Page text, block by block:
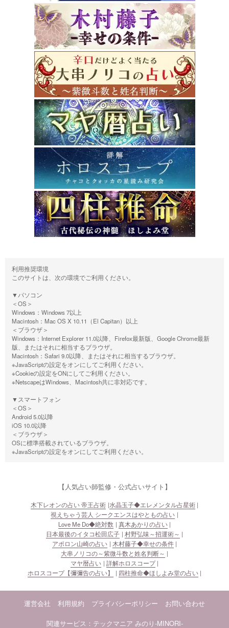
利用推奨環境
このサイトは、次の環境でご利用ください。
▼パソコン
＜OS＞
Windows：Windows 7以上
Macintosh：Mac OS X 10.11（El Capitan）以上
＜ブラウザ＞
Windows：Internet Explorer 11.0以降、Firefox最新版、Google Chrome最新
版、またはそれに相当するブラウザ。
Macintosh：Safari 9.0以降、またはそれに相当するブラウザ。
※JavaScriptの設定をオンにしてご利用ください。
※Cookieの設定をONにしてご利用ください。
※NetscapeはWindows、Macintosh共に非対応です。
▼スマートフォン
＜OS＞
Android 5.0以降
iOS 10.0以降
＜ブラウザ＞
OSに標準搭載されているブラウザ。
※JavaScriptの設定をオンにしてご利用ください。
【人気占い師監修・公式占いサイト】
木下レオンの占い 帝王占術 水晶玉子◆エレメンタル占星術
視えちゃう芸人 シークエンスはやともの占い
Love Me Do◆絶対数
真木あかりの占い
日本最後のイタコ松田広子
村野弘味～招運術～
アポロン山崎の占い
木村藤子◆幸せの条件
大串ノリコの～紫微斗数と姓名判断～
マヤ暦占い
詳解ホロスコープ
ホロスコープ【彌彌告の占い】
四柱推命◆ほしよみ堂の占い
運営会社 利用規約 プライバシーポリシー お問い合わせ
関連サービス：テックマニア みのり-MINORI-